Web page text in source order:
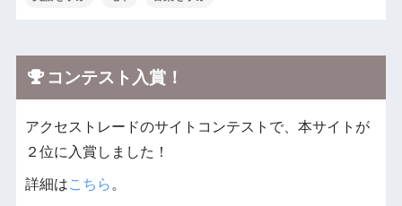
コンテスト入賞！
アクセストレードのサイトコンテストで、本サイトが
２位に入賞しました！
詳細はこちら 。